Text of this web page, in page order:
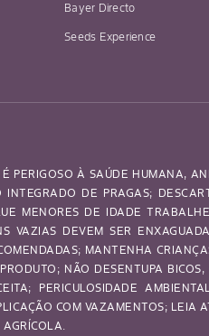
Bayer Directo
Seeds Experience
À SAÚDE HUMANA,
DE PRAGAS;
MENORES DE IDADE
VAZIAS DEVEM SER
MANTENHA
NÃO DESENTUPA
PERICULOSIDADE
COM VAZAMENTOS; LEIA
AGRÍCOLA.